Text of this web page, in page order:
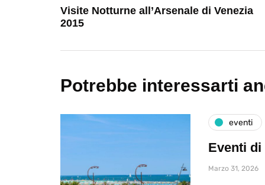
Visite Notturne all’Arsenale di Venezia
2015
Potrebbe interessarti
eventi
Eventi di
Marzo 31, 2026